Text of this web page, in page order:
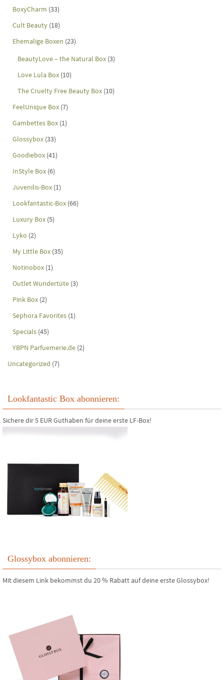
BoxyCharm (33)
Cult Beauty (18)
Ehemalige Boxen (23)
BeautyLove – the Natural Box (3)
Love Lula Box (10)
The Cruelty Free Beauty Box (10)
FeelUnique Box (7)
Gambettes Box (1)
Glossybox (33)
Goodiebox (41)
InStyle Box (6)
Juvenilis-Box (1)
Lookfantastic-Box (66)
Luxury Box (5)
Lyko (2)
My Little Box (35)
Notinobox (1)
Outlet Wundertüte (3)
Pink Box (2)
Sephora Favorites (1)
Specials (45)
YBPN Parfuemerie.de (2)
Uncategorized (7)
Lookfantastic Box abonnieren:
Sichere dir 5 EUR Guthaben für deine erste LF-Box!
Glossybox abonnieren:
Mit diesem Link bekommst du 20 % Rabatt auf deine erste Glossybox!